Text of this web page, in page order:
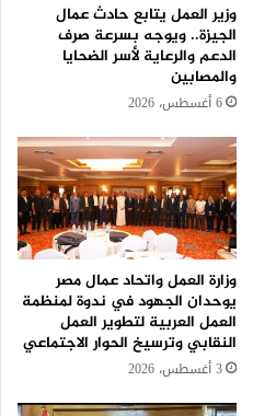
وزير العمل يتابع حادث عمال
الجيزة.. ويوجه بسرعة صرف
الدعم والرعاية لأسر الضحايا
والمصابين
6 أغسطس، 2026
وزارة العمل واتحاد عمال مصر
يوحدان الجهود في ندوة لمنظمة
العمل العربية لتطوير العمل
النقابي وترسيخ الحوار الاجتماعي
3 أغسطس، 2026